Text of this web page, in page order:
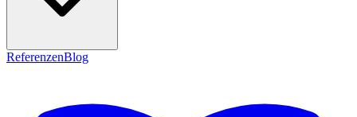
ReferenzenBlog